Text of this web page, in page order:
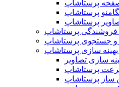
پرستاشاپ
پرستاشاپ
پرستاشاپ
فروشندگی پرستاشاپ
و جستجوی پرستاشاپ
سازی پرستاشاپ
سازی تصاویر
پرستاشاپ
ساز پرستاشاپ